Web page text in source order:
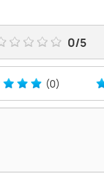
0/5
(0)